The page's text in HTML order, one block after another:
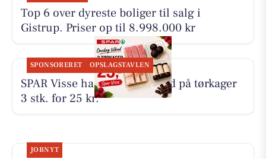
Top 6 over dyreste boliger til salg i
Gistrup. Priser op til 8.998.000 kr
SPONSORERET OPSLAGSTAVLEN
SPAR Visse har onsdagstilbud på tørkager
3 stk. for 25 kr.
JOBNYT